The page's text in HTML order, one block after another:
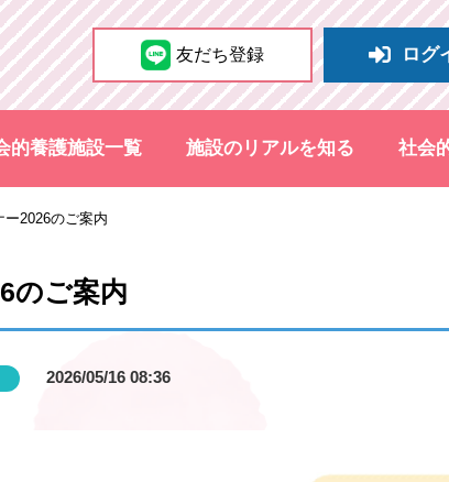
友だち登録 ログ
的養護施設一覧 施設のリアルを知る 社会
ー2026のご案内
のご案内
2026/05/16 08:36